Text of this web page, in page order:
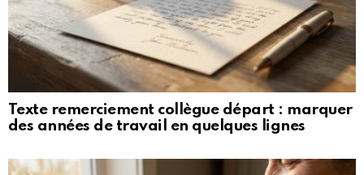
Texte remerciement collègue départ : marquer
des années de travail en quelques lignes